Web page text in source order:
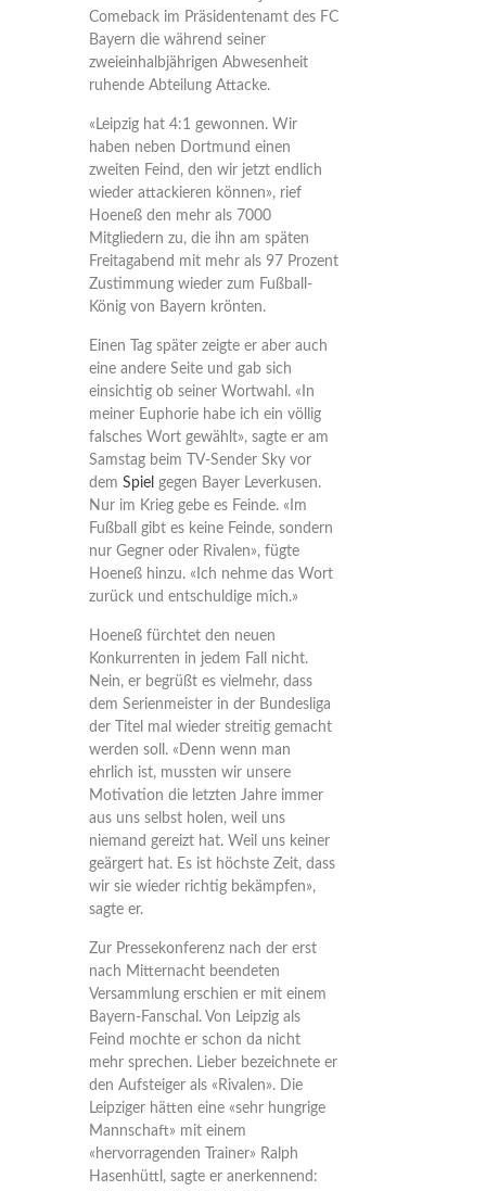
Comeback im Präsidentenamt des FC
Bayern die während seiner
zweieinhalbjährigen Abwesenheit
ruhende Abteilung Attacke.
«Leipzig hat 4:1 gewonnen. Wir
haben neben Dortmund einen
zweiten Feind, den wir jetzt endlich
wieder attackieren können», rief
Hoeneß den mehr als 7000
Mitgliedern zu, die ihn am späten
Freitagabend mit mehr als 97 Prozent
Zustimmung wieder zum Fußball-
König von Bayern krönten.
Einen Tag später zeigte er aber auch
eine andere Seite und gab sich
einsichtig ob seiner Wortwahl. «In
meiner Euphorie habe ich ein völlig
falsches Wort gewählt», sagte er am
Samstag beim TV-Sender Sky vor
dem Spiel gegen Bayer Leverkusen.
Nur im Krieg gebe es Feinde. «Im
Fußball gibt es keine Feinde, sondern
nur Gegner oder Rivalen», fügte
Hoeneß hinzu. «Ich nehme das Wort
zurück und entschuldige mich.»
Hoeneß fürchtet den neuen
Konkurrenten in jedem Fall nicht.
Nein, er begrüßt es vielmehr, dass
dem Serienmeister in der Bundesliga
der Titel mal wieder streitig gemacht
werden soll. «Denn wenn man
ehrlich ist, mussten wir unsere
Motivation die letzten Jahre immer
aus uns selbst holen, weil uns
niemand gereizt hat. Weil uns keiner
geärgert hat. Es ist höchste Zeit, dass
wir sie wieder richtig bekämpfen»,
sagte er.
Zur Pressekonferenz nach der erst
nach Mitternacht beendeten
Versammlung erschien er mit einem
Bayern-Fanschal. Von Leipzig als
Feind mochte er schon da nicht
mehr sprechen. Lieber bezeichnete er
den Aufsteiger als «Rivalen». Die
Leipziger hätten eine «sehr hungrige
Mannschaft» mit einem
«hervorragenden Trainer» Ralph
Hasenhüttl, sagte er anerkennend: